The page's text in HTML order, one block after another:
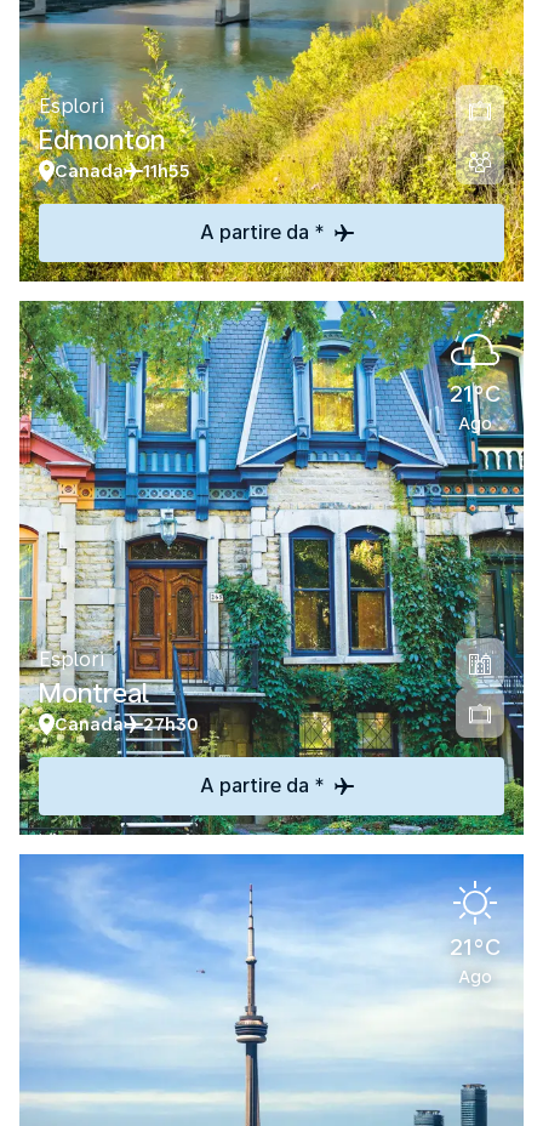
Esplori
Edmonton
Canada 11h55
A partire da *
21°C
Ago
Esplori
Montreal
Canada 27h30
A partire da *
21°C
Ago